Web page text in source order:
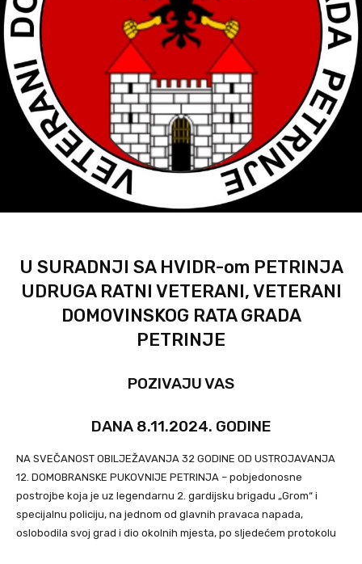
U SURADNJI SA HVIDR-om PETRINJA
UDRUGA RATNI VETERANI, VETERANI
DOMOVINSKOG RATA GRADA
PETRINJE
POZIVAJU VAS
DANA 8.11.2024. GODINE
NA SVEČANOST OBILJEŽAVANJA 32 GODINE OD USTROJAVANJA
12. DOMOBRANSKE PUKOVNIJE PETRINJA – pobjedonosne
postrojbe koja je uz legendarnu 2. gardijsku brigadu „Grom“ i
specijalnu policiju, na jednom od glavnih pravaca napada,
oslobodila svoj grad i dio okolnih mjesta, po sljedećem protokolu